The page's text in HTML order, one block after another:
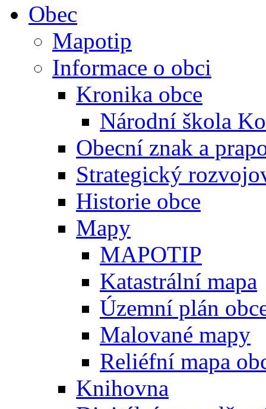
Obec
Mapotip
Informace o obci
Kronika obce
Národní škola
Obecní znak a
Strategický
Historie obce
Mapy
MAPOTIP
Katastrální mapa
Územní plán
Malované mapy
Reliéfní mapa
Knihovna